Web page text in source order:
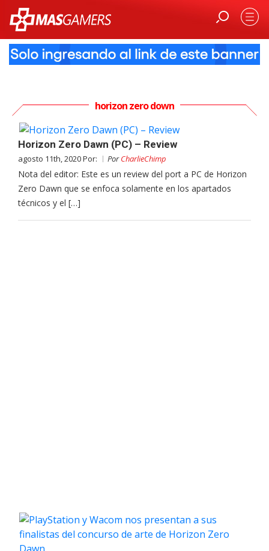
horizon zero down
Horizon Zero Dawn (PC) – Review
agosto 11th, 2020 Por: PorCharlieChimp
Nota del editor: Este es un review del port a PC de Horizon
Zero Dawn que se enfoca solamente en los apartados
técnicos y el […]